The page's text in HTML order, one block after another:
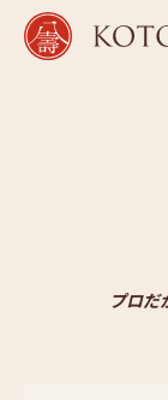
プロだ